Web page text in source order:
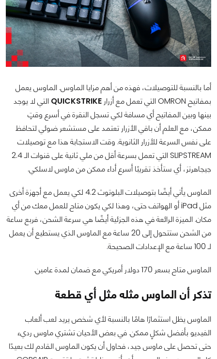
أما بالنسبة للتوصيلات، فهذه من أهم مزايا الماوس. الماوس يعمل
بمفاتيح OMRON التي تعمل مع أزرار
QUICKSTRIKE التي لا يوجد
بينها وبين المفاتيح أي مسافة لكي تسجل النقرة في أسرع وقتٍ
ممكن، مع العلم أن باقي الأزرار تعتمد على مستشعر ضوئي لتحافظ
على نفس السرعة للأزرار الثانوية. وقت الاستجابة هذا مع توصيلات
SLIPSTREAM التي تعمل بسرعة أقل من ملي ثانية على قنوات الـ 2.4
جيجاهرتز، أي ستأخذ تقريبًا أسرع أداء ممكن من ماوس لاسلكي.
الماوس يأتي أيضًا بتوصيلات البلوتوث 4.2 لكي يعمل مع أجهزة أخرى
مثل iPad أو الهواتف حتى، وهذا لكي يكون متاح للعمل معك من أي
مكان. الميزة الرائعة في هذه الجزئية أيضًا هي سرعة الشحن، فربع ساعة
من الشحن ستتحول إلى 20 ساعة مع الماوس الذي يستطيع أن يعمل
لـ 100 ساعة مع الإعدادات الصحيحة.
الماوس متاح بسعر 170 دولار أمريكي مع ضمان لمدة عامين.
تذكر أن الماوس مثله مثل أي قطعة
الماوس يظل استثمارًا هامًا بالنسبة لأي شخص يريد لعب ألعاب
الفيديو بأفضل شكلٍ ممكن. في بعض الأحيان تشتري ماوس رديء
حتى تحصل على ماوس جيد، فحاول أن يكون الماوس القادم لك بعيدًا